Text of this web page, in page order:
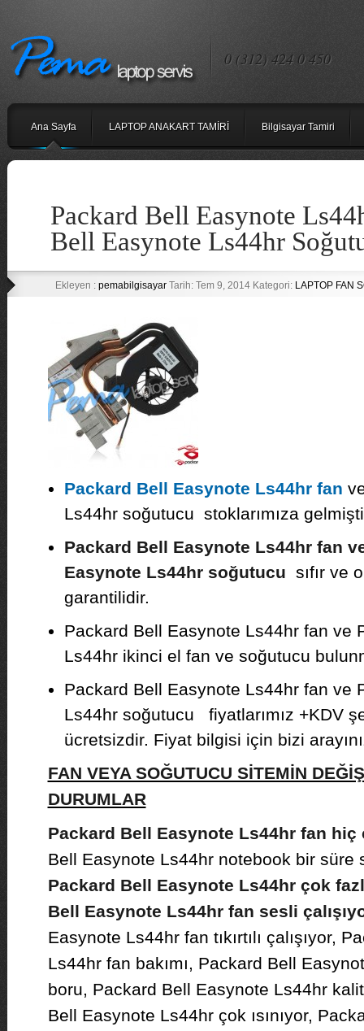
0 (312) 424 0 450
Ana Sayfa LAPTOP ANAKART TAMİRİ Bilgisayar Tamiri
Packard Bell Easynote
Bell Easynote Ls44hr
Ekleyen : pemabilgisayarTarih: Tem 9, 2014 Kategori: LAPTOP FAN
Packard Bell Easynote Ls44hr fan
Ls44hr soğutucu stoklarımıza
Packard Bell Easynote Ls44hr fan
Easynote Ls44hr soğutucu sıfır ve
garantilidir.
Packard Bell Easynote Ls44hr fan ve
Ls44hr ikinci el fan ve soğutucu
Packard Bell Easynote Ls44hr fan ve
Ls44hr soğutucu fiyatlarımız +KDV
ücretsizdir. Fiyat bilgisi için bizi
FAN VEYA SOĞUTUCU SİTEMİN
DURUMLAR
Packard Bell Easynote Ls44hr fan hiç
Bell Easynote Ls44hr notebook bir süre
Packard Bell Easynote Ls44hr çok
Bell Easynote Ls44hr fan sesli
Easynote Ls44hr fan tıkırtılı çalışıyor,
Ls44hr fan bakımı, Packard Bell
boru, Packard Bell Easynote Ls44hr
Bell Easynote Ls44hr çok ısınıyor,